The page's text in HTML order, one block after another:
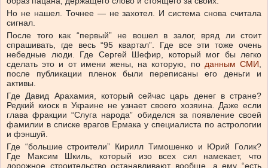
Но не нашел. Точнее — не захотел. И система снова считала
сигнал.
После того как “первый” не вошел в залог, вряд ли стоит
спрашивать, где весь “95 квартал”. Где все эти тоже очень
небедные люди. Где Сергей Шефир, который мог бы легко
сделать это и от имени жены, на которую, по данным СМИ,
после публикации пленок были переписаны его деньги и
активы.
Где Давид Арахамия, который сейчас царь денег в стране?
Редкий киоск в Украине не узнает своего хозяина. Даже если
глава фракции “Слуга народа” обиделся за появление своей
фамилии в списке врагов Ермака у специалиста по астрологии
и фэншуй.
Где “большие строители” Кирилл Тимошенко и Юрий Голик?
Где Максим Шкиль, который изо всех сил намекает, что
дорожное строительство останавливают вообще, а ему “есть